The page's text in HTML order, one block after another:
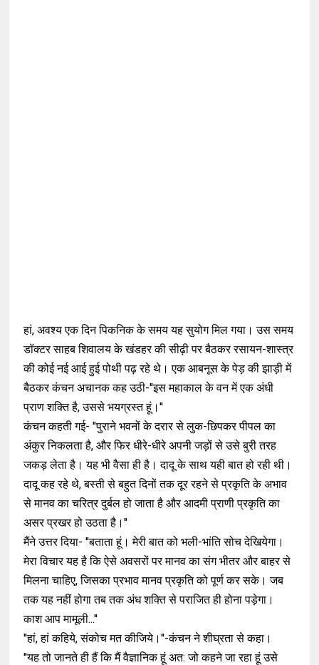
हां, अवश्य एक दिन पिकनिक के समय यह सुयोग मिल गया। उस समय
डॉक्टर साहब शिवालय के खंडहर की सीढ़ी पर बैठकर रसायन-शास्त्र
की कोई नई आई हुई पोथी पढ़ रहे थे। एक आबनूस के पेड़ की झाड़ी में
बैठकर कंचन अचानक कह उठी-''इस महाकाल के वन में एक अंधी
प्राण शक्ति है, उससे भयग्रस्त हूं।''
कंचन कहती गई- ''पुराने भवनों के दरार से लुक-छिपकर पीपल का
अंकुर निकलता है, और फिर धीरे-धीरे अपनी जड़ों से उसे बुरी तरह
जकड़ लेता है। यह भी वैसा ही है। दादू के साथ यही बात हो रही थी।
दादू कह रहे थे, बस्ती से बहुत दिनों तक दूर रहने से प्रकृति के अभाव
से मानव का चरित्र दुर्बल हो जाता है और आदमी प्राणी प्रकृति का
असर प्रखर हो उठता है।''
मैंने उत्तर दिया- ''बताता हूं। मेरी बात को भली-भांति सोच देखियेगा।
मेरा विचार यह है कि ऐसे अवसरों पर मानव का संग भीतर और बाहर से
मिलना चाहिए, जिसका प्रभाव मानव प्रकृति को पूर्ण कर सके। जब
तक यह नहीं होगा तब तक अंध शक्ति से पराजित ही होना पड़ेगा।
काश आप मामूली...''
''हां, हां कहिये, संकोच मत कीजिये।''-कंचन ने शीघ्रता से कहा।
''यह तो जानते ही हैं कि मैं वैज्ञानिक हूं अत: जो कहने जा रहा हूं उसे